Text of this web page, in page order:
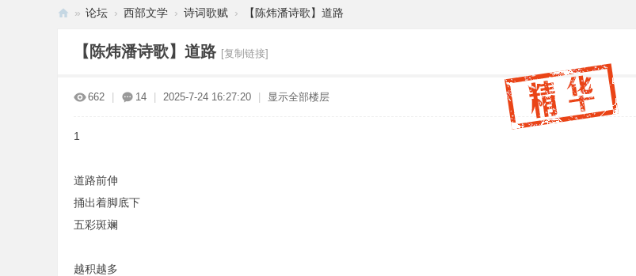
» 论坛 › 西部文学 › 诗词歌赋 › 【陈炜潘诗歌】道路
【陈炜潘诗歌】道路 [复制链接]
662 14 2025-7-24 16:27:20 显示全部楼层
1
道路前伸
捅出着脚底下
五彩斑斓
越积越多